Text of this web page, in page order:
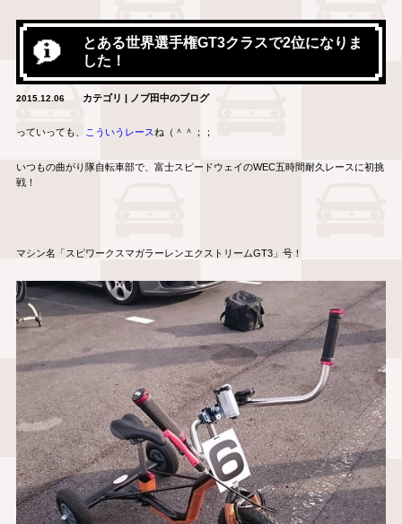
とある世界選手権GT3クラスで2位になりま
した！
2015.12.06 カテゴリ | ノブ田中のブログ
っていっても、 こういうレースね（＾＾；；
いつもの曲がり隊自転車部で、富士スピードウェイのWEC五時間耐久レースに初挑
戦！
マシン名「スピワークスマガラーレンエクストリームGT3」号！